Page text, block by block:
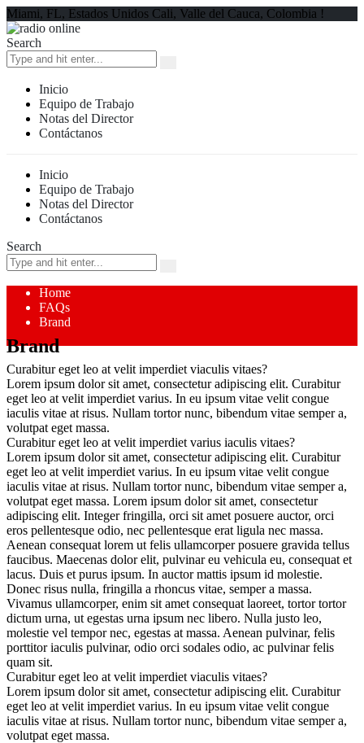
Miami, FL, Estados Unidos Cali, Valle del Cauca, Colombia !
Search
Inicio
Equipo de Trabajo
Notas del Director
Contáctanos
Inicio
Equipo de Trabajo
Notas del Director
Contáctanos
Search
Home
FAQs
Brand
Brand
Curabitur eget leo at velit imperdiet viaculis vitaes?
Lorem ipsum dolor sit amet, consectetur adipiscing elit. Curabitur
eget leo at velit imperdiet varius. In eu ipsum vitae velit congue
iaculis vitae at risus. Nullam tortor nunc, bibendum vitae semper a,
volutpat eget massa.
Curabitur eget leo at velit imperdiet varius iaculis vitaes?
Lorem ipsum dolor sit amet, consectetur adipiscing elit. Curabitur
eget leo at velit imperdiet varius. In eu ipsum vitae velit congue
iaculis vitae at risus. Nullam tortor nunc, bibendum vitae semper a,
volutpat eget massa. Lorem ipsum dolor sit amet, consectetur
adipiscing elit. Integer fringilla, orci sit amet posuere auctor, orci
eros pellentesque odio, nec pellentesque erat ligula nec massa.
Aenean consequat lorem ut felis ullamcorper posuere gravida tellus
faucibus. Maecenas dolor elit, pulvinar eu vehicula eu, consequat et
lacus. Duis et purus ipsum. In auctor mattis ipsum id molestie.
Donec risus nulla, fringilla a rhoncus vitae, semper a massa.
Vivamus ullamcorper, enim sit amet consequat laoreet, tortor tortor
dictum urna, ut egestas urna ipsum nec libero. Nulla justo leo,
molestie vel tempor nec, egestas at massa. Aenean pulvinar, felis
porttitor iaculis pulvinar, odio orci sodales odio, ac pulvinar felis
quam sit.
Curabitur eget leo at velit imperdiet viaculis vitaes?
Lorem ipsum dolor sit amet, consectetur adipiscing elit. Curabitur
eget leo at velit imperdiet varius. In eu ipsum vitae velit congue
iaculis vitae at risus. Nullam tortor nunc, bibendum vitae semper a,
volutpat eget massa.